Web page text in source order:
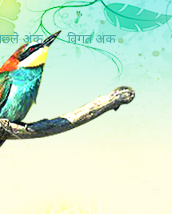
अंक विगत अंक